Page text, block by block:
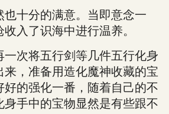
也十分的满意。当即意念一
入了识海中进行温养。
一次将五行剑等几件五行化身
来，准备用造化魔神收藏的宝
好的强化一番，随着自己的不
身手中的宝物显然是有些跟不